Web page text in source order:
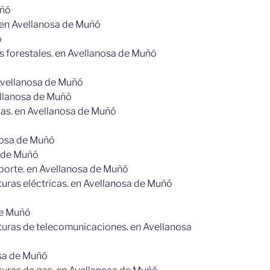
Avellanosa de Muñó
en Avellanosa de Muñó
de Muñó
de Muñó
en Avellanosa de Muñó
de Muñó
Muñó
en Avellanosa de Muñó
eléctricas. en Avellanosa de Muñó
Muñó
de telecomunicaciones. en Avellanosa
de Muñó